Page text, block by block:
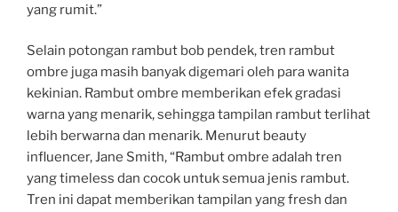
yang rumit.”
Selain potongan rambut bob pendek, tren rambut
ombre juga masih banyak digemari oleh para wanita
kekinian. Rambut ombre memberikan efek gradasi
warna yang menarik, sehingga tampilan rambut terlihat
lebih berwarna dan menarik. Menurut beauty
influencer, Jane Smith, “Rambut ombre adalah tren
yang timeless dan cocok untuk semua jenis rambut.
Tren ini dapat memberikan tampilan yang fresh dan